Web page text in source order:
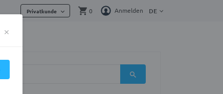
Privatkunde 0 Anmelden DE
×